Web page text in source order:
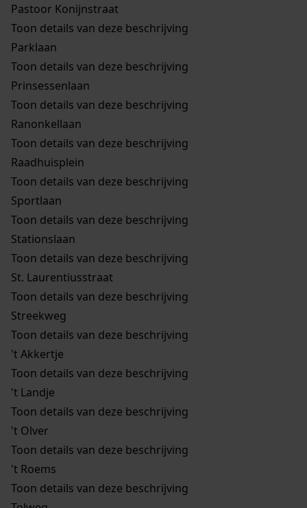
Pastoor Konijnstraat
Toon details van deze beschrijving
Parklaan
Toon details van deze beschrijving
Prinsessenlaan
Toon details van deze beschrijving
Ranonkellaan
Toon details van deze beschrijving
Raadhuisplein
Toon details van deze beschrijving
Sportlaan
Toon details van deze beschrijving
Stationslaan
Toon details van deze beschrijving
St. Laurentiusstraat
Toon details van deze beschrijving
Streekweg
Toon details van deze beschrijving
't Akkertje
Toon details van deze beschrijving
't Landje
Toon details van deze beschrijving
't Olver
Toon details van deze beschrijving
't Roems
Toon details van deze beschrijving